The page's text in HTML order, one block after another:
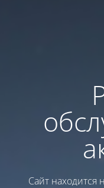
Сайт находится